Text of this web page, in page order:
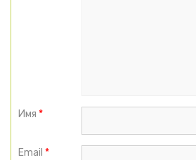
Имя *
Email *